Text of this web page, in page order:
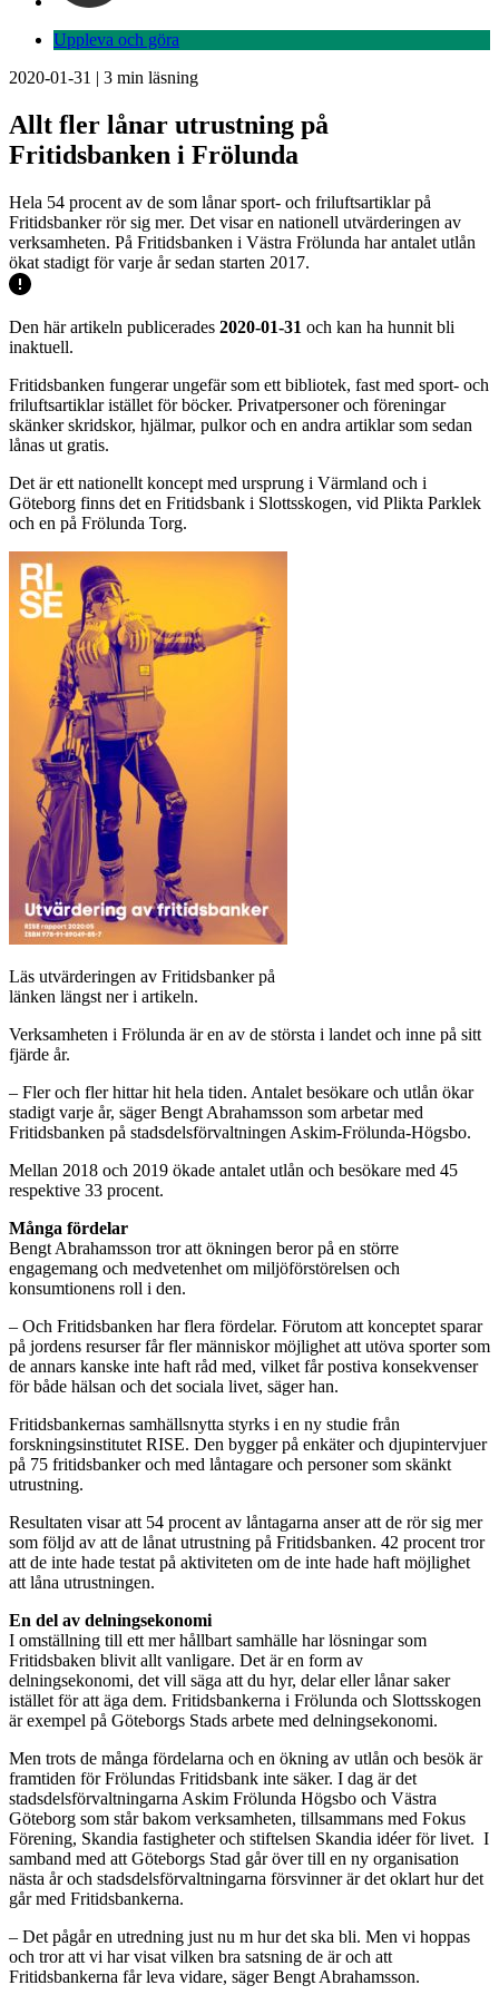
Uppleva och göra
2020-01-31 | 3 min läsning
Allt fler lånar utrustning på
Fritidsbanken i Frölunda
Hela 54 procent av de som lånar sport- och friluftsartiklar på
Fritidsbanker rör sig mer. Det visar en nationell utvärderingen av
verksamheten. På Fritidsbanken i Västra Frölunda har antalet utlån
ökat stadigt för varje år sedan starten 2017.
Den här artikeln publicerades 2020-01-31 och kan ha hunnit bli
inaktuell.
Fritidsbanken fungerar ungefär som ett bibliotek, fast med sport- och
friluftsartiklar istället för böcker. Privatpersoner och föreningar
skänker skridskor, hjälmar, pulkor och en andra artiklar som sedan
lånas ut gratis.
Det är ett nationellt koncept med ursprung i Värmland och i
Göteborg finns det en Fritidsbank i Slottsskogen, vid Plikta Parklek
och en på Frölunda Torg.
Läs utvärderingen av Fritidsbanker på
länken längst ner i artikeln.
Verksamheten i Frölunda är en av de största i landet och inne på sitt
fjärde år.
– Fler och fler hittar hit hela tiden. Antalet besökare och utlån ökar
stadigt varje år, säger Bengt Abrahamsson som arbetar med
Fritidsbanken på stadsdelsförvaltningen Askim-Frölunda-Högsbo.
Mellan 2018 och 2019 ökade antalet utlån och besökare med 45
respektive 33 procent.
Många fördelar
Bengt Abrahamsson tror att ökningen beror på en större
engagemang och medvetenhet om miljöförstörelsen och
konsumtionens roll i den.
– Och Fritidsbanken har flera fördelar. Förutom att konceptet sparar
på jordens resurser får fler människor möjlighet att utöva sporter som
de annars kanske inte haft råd med, vilket får postiva konsekvenser
för både hälsan och det sociala livet, säger han.
Fritidsbankernas samhällsnytta styrks i en ny studie från
forskningsinstitutet RISE. Den bygger på enkäter och djupintervjuer
på 75 fritidsbanker och med låntagare och personer som skänkt
utrustning.
Resultaten visar att 54 procent av låntagarna anser att de rör sig mer
som följd av att de lånat utrustning på Fritidsbanken. 42 procent tror
att de inte hade testat på aktiviteten om de inte hade haft möjlighet
att låna utrustningen.
En del av delningsekonomi
I omställning till ett mer hållbart samhälle har lösningar som
Fritidsbaken blivit allt vanligare. Det är en form av
delningsekonomi, det vill säga att du hyr, delar eller lånar saker
istället för att äga dem. Fritidsbankerna i Frölunda och Slottsskogen
är exempel på Göteborgs Stads arbete med delningsekonomi.
Men trots de många fördelarna och en ökning av utlån och besök är
framtiden för Frölundas Fritidsbank inte säker. I dag är det
stadsdelsförvaltningarna Askim Frölunda Högsbo och Västra
Göteborg som står bakom verksamheten, tillsammans med Fokus
Förening, Skandia fastigheter och stiftelsen Skandia idéer för livet. I
samband med att Göteborgs Stad går över till en ny organisation
nästa år och stadsdelsförvaltningarna försvinner är det oklart hur det
går med Fritidsbankerna.
– Det pågår en utredning just nu m hur det ska bli. Men vi hoppas
och tror att vi har visat vilken bra satsning de är och att
Fritidsbankerna får leva vidare, säger Bengt Abrahamsson.